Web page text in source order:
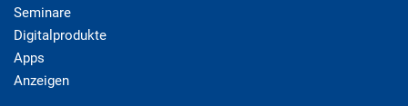
Seminare
Digitalprodukte
Apps
Anzeigen